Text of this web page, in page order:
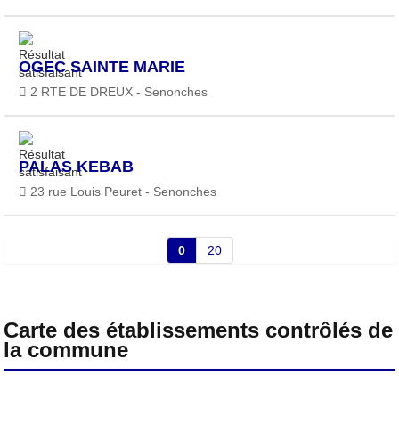
OGEC SAINTE MARIE
2 RTE DE DREUX - Senonches
PALAS KEBAB
23 rue Louis Peuret - Senonches
0 20
Carte des établissements contrôlés de
la commune